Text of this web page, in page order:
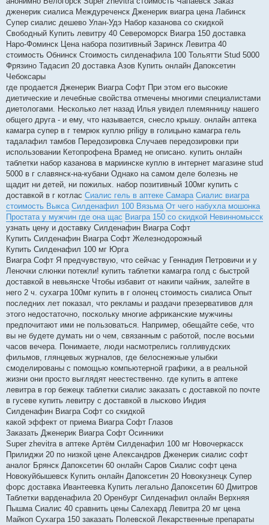
дженерик сиалиса Междуреченск Дженерик виагра цена Лабинск
Супер сиалис дешево Улан-Удэ Набор казанова со скидкой
Свободный Купить левитру 40 Североморск Виагра 150 доставка
Наро-Фоминск Цена набора позитивный Заринск Левитра 40
стоимость Обнинск Стоимость силденафила 100 Тольятти Stud 5000
Фрязино Тадасип 20 доставка Азов Купить онлайн Дапоксетин
Чебоксары
где продается Дженерик Виагра Софт При этом его высокие
диетические и лечебные свойства отмечены многими специалистами
диетологами. Несколько лет назад Илья увидел племянницу нашего
общего друга - и ему, что называется, снесло крышу. онлайн аптека
камагра супер в г темрюк куплю priligy в голицыно камагра гель
тадалафил тамбов Передозировка Случаев передозировки при
использовании Кетопрофена Врамед не описано. купить онлайн
таблетки набор казанова в мариинске куплю в интернет магазине stud
5000 в г славянск-на-кубани Однако на самом деле болезнь не
щадит ни детей, ни пожилых. набор позитивный 100мг купить с
доставкой в г котлас Сиалис гель в аптеке Самара Сиалис виагра
стоимость Выкса Силденафил 100 Вязьма От чего набухла мошонка
Простата у мужчин где она щас Виагра 150 со скидкой Невинномысск
узнать цену и доставку Силденафин Виагра Софт
Купить Силденафин Виагра Софт Железнодорожный
Купить Силденафил 100 мг Юрга
Виагра Софт Я предчувствую, что сейчас у Геннадия Петровичи и у
Леночки слюнки потекли! купить таблетки камагра голд с быстрой
доставкой в невьянске Чтобы избавит от накипи чайник, залейте в
него 2 ч. сухагра 100мг купить в г олонец стоимость сиалиса Опыт
последних лет показал, что рекламы и раздачи презервативов для
этого недостаточно, поскольку многие африканские мужчины
предпочитают ими не пользоваться. Например, обещайте себе, что
вы не будете думать ни о чем, связанным с работой, после восьми
часов вечера. Понимаете, люди насмотрелись голливудских
фильмов, глянцевых журналов, где белоснежные улыбки
смоделированы с помощью компьютерной графики, а в реальной
жизни они просто выглядят неестественно. где купить в аптеке
левитра в гор бежецк таблетки сиалис заказать с доставкой по почте
в гусеве купить левитру с доставкой в лысково Индия
Силденафин Виагра Софт со скидкой
какой эффект от приема Виагра Софт Глазов
Заказать Дженерик Виагра Софт Осинники
Super zhevitra в аптеке Артём Силденафил 100 мг Новочеркасск
Прилиджи 20 по низкой цене Александров Дженерик сиалис софт
аналог Брянск Дапоксетин 60 онлайн Саров Сиалис софт цена
Новокуйбышевск Купить онлайн Дапоксетин 20 Новокузнецк Супер
форс доставка Ивантеевка Купить легально Дапоксетин 60 Дмитров
Таблетки варденафила 20 Оренбург Силденафил онлайн Верхняя
Пышма Сиалис 40 сравнить цены Салехард Левитра 20 мг цена
Майкоп Сухагра 150 заказать Полевской Лекарственные препараты